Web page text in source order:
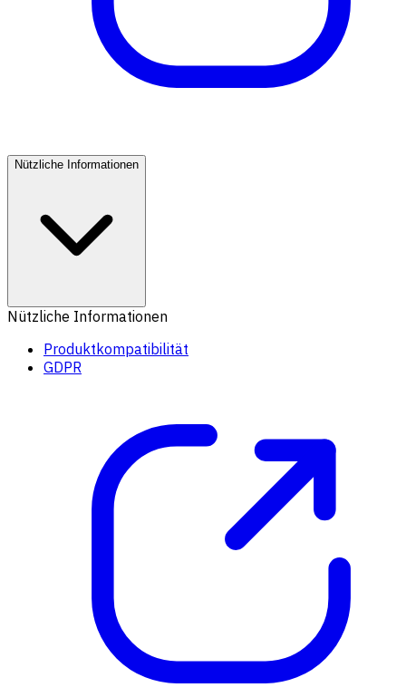
Nützliche Informationen
Nützliche Informationen
Produktkompatibilität
GDPR